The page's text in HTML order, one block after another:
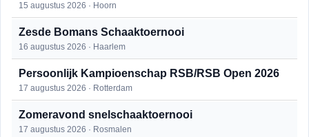
15 augustus 2026 · Hoorn
Zesde Bomans Schaaktoernooi
16 augustus 2026 · Haarlem
Persoonlijk Kampioenschap RSB/RSB Open 2026
17 augustus 2026 · Rotterdam
Zomeravond snelschaaktoernooi
17 augustus 2026 · Rosmalen